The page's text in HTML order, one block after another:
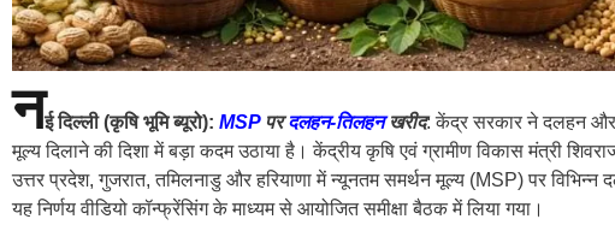
नई दिल्ली (कृषि भूमि ब्यूरो): MSPपरदलहन-तिलहनखरीद: केंद्र सरकार ने दलहन और
मूल्य दिलाने की दिशा में बड़ा कदम उठाया है। केंद्रीय कृषि एवं ग्रामीण विकास मंत्री
उत्तर प्रदेश, गुजरात, तमिलनाडु और हरियाणा में न्यूनतम समर्थन मूल्य (MSP) पर
यह निर्णय वीडियो कॉन्फ्रेंसिंग के माध्यम से आयोजित समीक्षा बैठक में लिया गया।